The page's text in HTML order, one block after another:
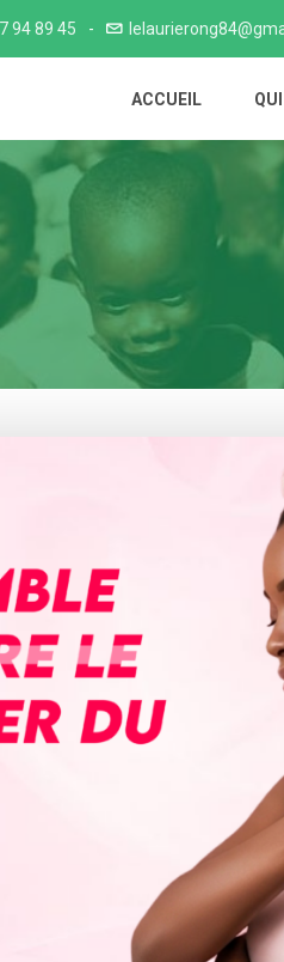
94 89 45
ACCUEIL